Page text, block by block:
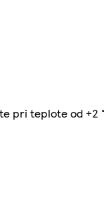
pri teplote od +2